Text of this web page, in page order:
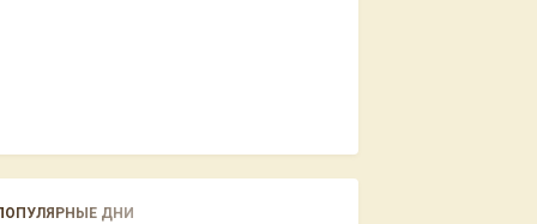
ДНИ